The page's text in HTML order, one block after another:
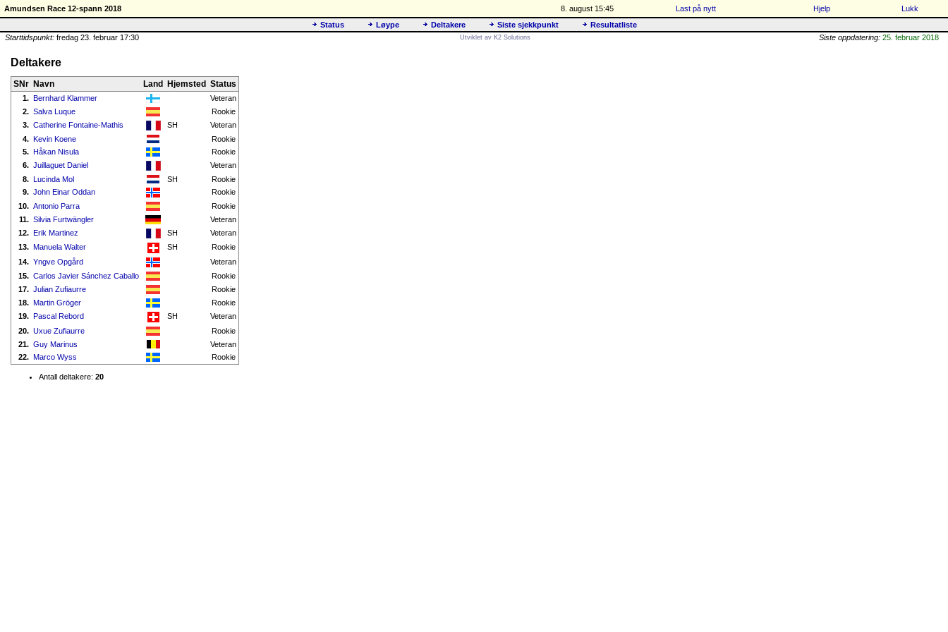
Amundsen Race 12-spann 2018 8. august 15:45 Last på nytt Hjelp
Lukk
Status
Løype Deltakere Siste sjekkpunkt
Resultatliste
Starttidspunkt: fredag 23. februar 17:30 Utviklet av K2 Solutions Siste oppdatering: 25. februar 2018
Deltakere
SNr Navn Land Hjemsted Status
1. Bernhard Klammer
Veteran
2. Salva Luque
Rookie
3. Catherine Fontaine-Mathis SH
Veteran
4. Kevin Koene
Rookie
5. Håkan Nisula
Rookie
6. Juillaguet Daniel
Veteran
8. Lucinda Mol SH
Rookie
9. John Einar Oddan
Rookie
10. Antonio Parra
Rookie
11. Silvia Furtwängler
Veteran
12. Erik Martinez SH
Veteran
13. Manuela Walter SH
Rookie
14. Yngve Opgård
Veteran
15. Carlos Javier Sánchez Caballo
Rookie
17. Julian Zufiaurre
Rookie
18. Martin Gröger
Rookie
19. Pascal Rebord SH
Veteran
20. Uxue Zufiaurre
Rookie
21. Guy Marinus
Veteran
22. Marco Wyss Rookie
Antall deltakere: 20